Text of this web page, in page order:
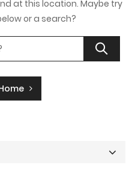
at this location. Maybe try
or a search?